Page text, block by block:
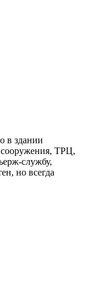
в здании
сооружения, ТРЦ,
службу,
но всегда